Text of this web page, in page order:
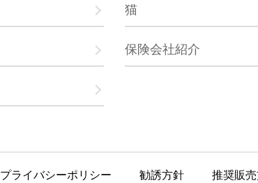
猫
保険会社紹介
プライバシーポリシー 勧誘方針 推奨販